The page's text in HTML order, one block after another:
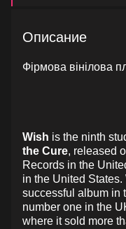
Описание
Фірмова вінілова
Wish is the ninth
the Cure, released
Records in the
in the United
successful album in
number one in the
where it sold more